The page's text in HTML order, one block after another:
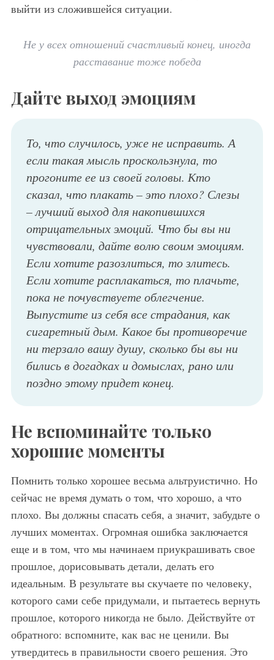
выйти из сложившейся ситуации.
Не у всех отношений счастливый конец, иногда
расставание тоже победа
Дайте выход эмоциям
То, что случилось, уже не исправить. А
если такая мысль проскользнула, то
прогоните ее из своей головы. Кто
сказал, что плакать – это плохо? Слезы
– лучший выход для накопившихся
отрицательных эмоций. Что бы вы ни
чувствовали, дайте волю своим эмоциям.
Если хотите разозлиться, то злитесь.
Если хотите расплакаться, то плачьте,
пока не почувствуете облегчение.
Выпустите из себя все страдания, как
сигаретный дым. Какое бы противоречие
ни терзало вашу душу, сколько бы вы ни
бились в догадках и домыслах, рано или
поздно этому придет конец.
Не вспоминайте только
хорошие моменты
Помнить только хорошее весьма альтруистично. Но
сейчас не время думать о том, что хорошо, а что
плохо. Вы должны спасать себя, а значит, забудьте о
лучших моментах. Огромная ошибка заключается
еще и в том, что мы начинаем приукрашивать свое
прошлое, дорисовывать детали, делать его
идеальным. В результате вы скучаете по человеку,
которого сами себе придумали, и пытаетесь вернуть
прошлое, которого никогда не было. Действуйте от
обратного: вспомните, как вас не ценили. Вы
утвердитесь в правильности своего решения. Это